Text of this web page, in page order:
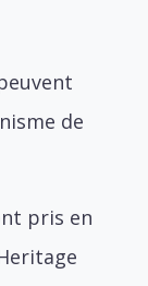
de
pris en